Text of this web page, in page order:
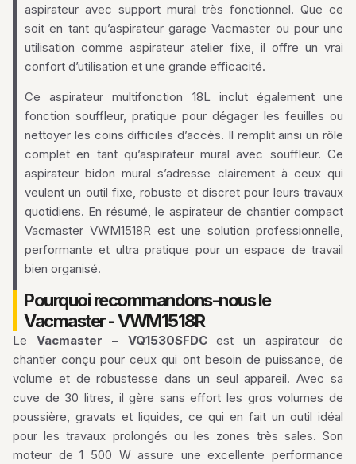
aspirateur avec support mural très fonctionnel. Que ce
soit en tant qu’aspirateur garage Vacmaster ou pour une
utilisation comme aspirateur atelier fixe, il offre un vrai
confort d’utilisation et une grande efficacité.
Ce aspirateur multifonction 18L inclut également une
fonction souffleur, pratique pour dégager les feuilles ou
nettoyer les coins difficiles d’accès. Il remplit ainsi un rôle
complet en tant qu’aspirateur mural avec souffleur. Ce
aspirateur bidon mural s’adresse clairement à ceux qui
veulent un outil fixe, robuste et discret pour leurs travaux
quotidiens. En résumé, le aspirateur de chantier compact
Vacmaster VWM1518R est une solution professionnelle,
performante et ultra pratique pour un espace de travail
bien organisé.
Pourquoi recommandons-nous le
Vacmaster - VWM1518R
Le Vacmaster – VQ1530SFDCest un aspirateur de
chantier conçu pour ceux qui ont besoin de puissance, de
volume et de robustesse dans un seul appareil. Avec sa
cuve de 30 litres, il gère sans effort les gros volumes de
poussière, gravats et liquides, ce qui en fait un outil idéal
pour les travaux prolongés ou les zones très sales. Son
moteur de 1 500 W assure une excellente performance